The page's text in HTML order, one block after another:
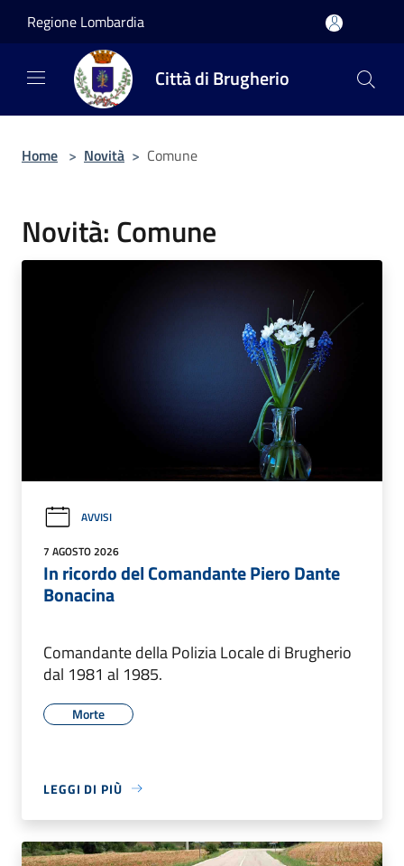
Regione Lombardia
Città di Brugherio
Home > Novità > Comune
Novità: Comune
AVVISI
7 AGOSTO 2026
In ricordo del Comandante Piero Dante
Bonacina
Comandante della Polizia Locale di Brugherio
dal 1981 al 1985.
Morte
LEGGI DI PIÙ